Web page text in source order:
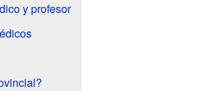
y profesor